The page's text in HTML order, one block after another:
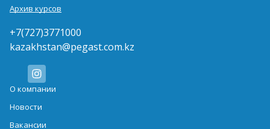
Архив курсов
+7(727)3771000
kazakhstan@pegast.com.kz
О компании
Новости
Вакансии